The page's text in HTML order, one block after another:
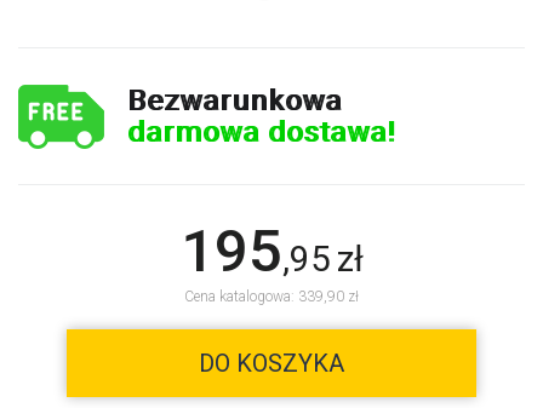
Bezwarunkowa
darmowa dostawa!
195,95 zł
Cena katalogowa: 339,90 zł
DO KOSZYKA